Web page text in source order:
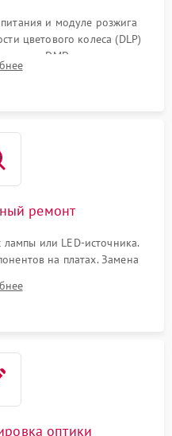
и модуле розжига
цветового колеса (DLP)
DMD-чипа, датчиков
мультиметра и
ремонт
или LED-источника.
на платах. Замена
нового цветового
поляризационных
оптики